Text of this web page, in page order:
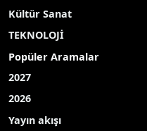
Kültür Sanat
TEKNOLOJİ
Popüler Aramalar
2027
2026
Yayın akışı